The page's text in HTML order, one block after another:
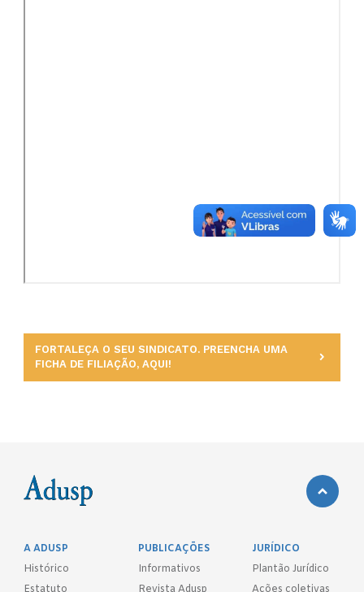
FORTALEÇA O SEU SINDICATO. PREENCHA UMA
FICHA DE FILIAÇÃO, AQUI!
A ADUSP
Histórico
PUBLICAÇÕES
Informativos
JURÍDICO
Plantão Jurídico